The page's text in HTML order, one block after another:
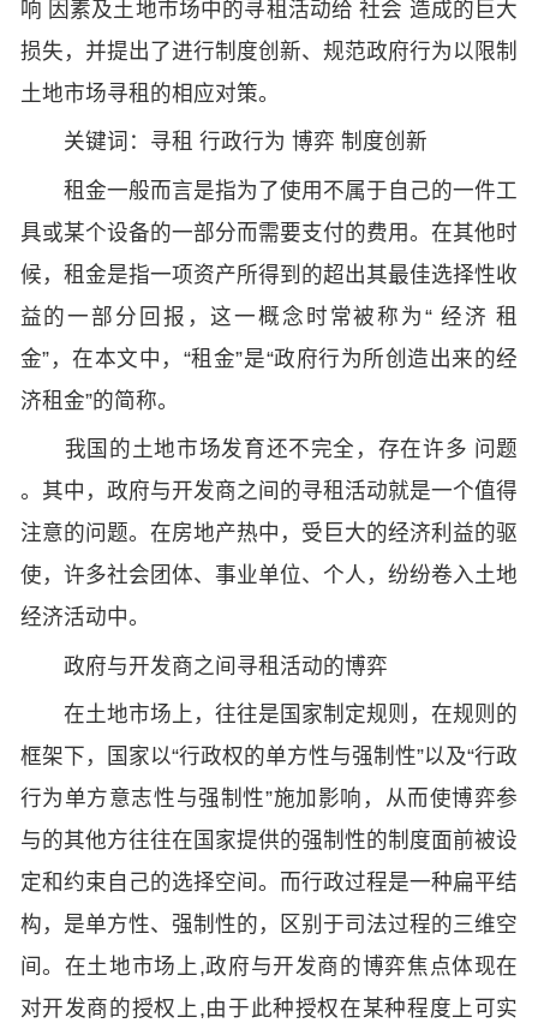
响 因素及土地市场中的寻租活动给 社会 造成的巨大
损失，并提出了进行制度创新、规范政府行为以限制
土地市场寻租的相应对策。
关键词：寻租 行政行为 博弈 制度创新
租金一般而言是指为了使用不属于自己的一件工
具或某个设备的一部分而需要支付的费用。在其他时
候，租金是指一项资产所得到的超出其最佳选择性收
益的一部分回报，这一概念时常被称为“ 经济 租
金”，在本文中，“租金”是“政府行为所创造出来的经
济租金”的简称。
我国的土地市场发育还不完全，存在许多 问题
。其中，政府与开发商之间的寻租活动就是一个值得
注意的问题。在房地产热中，受巨大的经济利益的驱
使，许多社会团体、事业单位、个人，纷纷卷入土地
经济活动中。
政府与开发商之间寻租活动的博弈
在土地市场上，往往是国家制定规则，在规则的
框架下，国家以“行政权的单方性与强制性”以及“行政
行为单方意志性与强制性”施加影响，从而使博弈参
与的其他方往往在国家提供的强制性的制度面前被设
定和约束自己的选择空间。而行政过程是一种扁平结
构，是单方性、强制性的，区别于司法过程的三维空
间。在土地市场上,政府与开发商的博弈焦点体现在
对开发商的授权上,由于此种授权在某种程度上可实